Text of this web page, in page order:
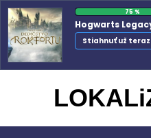
75 %
Hogwarts
Stiahnuť už teraz